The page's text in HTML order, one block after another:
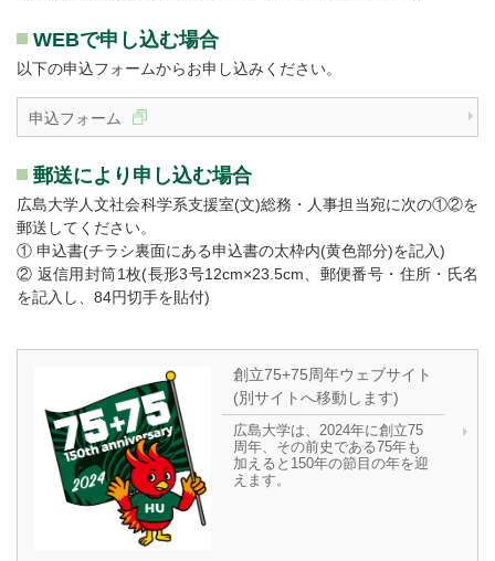
WEBで申し込む場合
以下の申込フォームからお申し込みください。
申込フォーム
郵送により申し込む場合
広島大学人文社会科学系支援室(文)総務・人事担当宛に次の①②を
郵送してください。
① 申込書(チラシ裏面にある申込書の太枠内(黄色部分)を記入)
② 返信用封筒1枚(長形3号12cm×23.5cm、郵便番号・住所・氏名
を記入し、84円切手を貼付)
創立75+75周年ウェブサイト
(別サイトへ移動します)
広島大学は、2024年に創立75
周年、その前史である75年も
加えると150年の節目の年を迎
えます。